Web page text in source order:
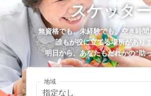
スケッター
無資格でも、未経験でも、空き時間
誰もが役に立てる場所がありま
明日から、あなたもだれかの“助っ
地域